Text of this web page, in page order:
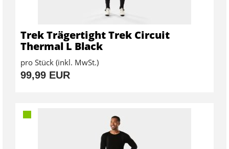
Trek Trägertight Trek Circuit
Thermal L Black
pro Stück (inkl. MwSt.)
99,99 EUR